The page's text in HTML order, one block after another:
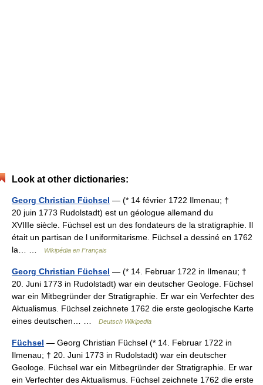
Look at other dictionaries:
Georg Christian Füchsel — (* 14 février 1722 Ilmenau; †
20 juin 1773 Rudolstadt) est un géologue allemand du
XVIIIe siècle. Füchsel est un des fondateurs de la stratigraphie. Il
était un partisan de l uniformitarisme. Füchsel a dessiné en 1762
la… …
Wikipédia en Français
Georg Christian Füchsel — (* 14. Februar 1722 in Ilmenau; †
20. Juni 1773 in Rudolstadt) war ein deutscher Geologe. Füchsel
war ein Mitbegründer der Stratigraphie. Er war ein Verfechter des
Aktualismus. Füchsel zeichnete 1762 die erste geologische Karte
eines deutschen… …
Deutsch Wikipedia
Füchsel — Georg Christian Füchsel (* 14. Februar 1722 in
Ilmenau; † 20. Juni 1773 in Rudolstadt) war ein deutscher
Geologe. Füchsel war ein Mitbegründer der Stratigraphie. Er war
ein Verfechter des Aktualismus. Füchsel zeichnete 1762 die erste